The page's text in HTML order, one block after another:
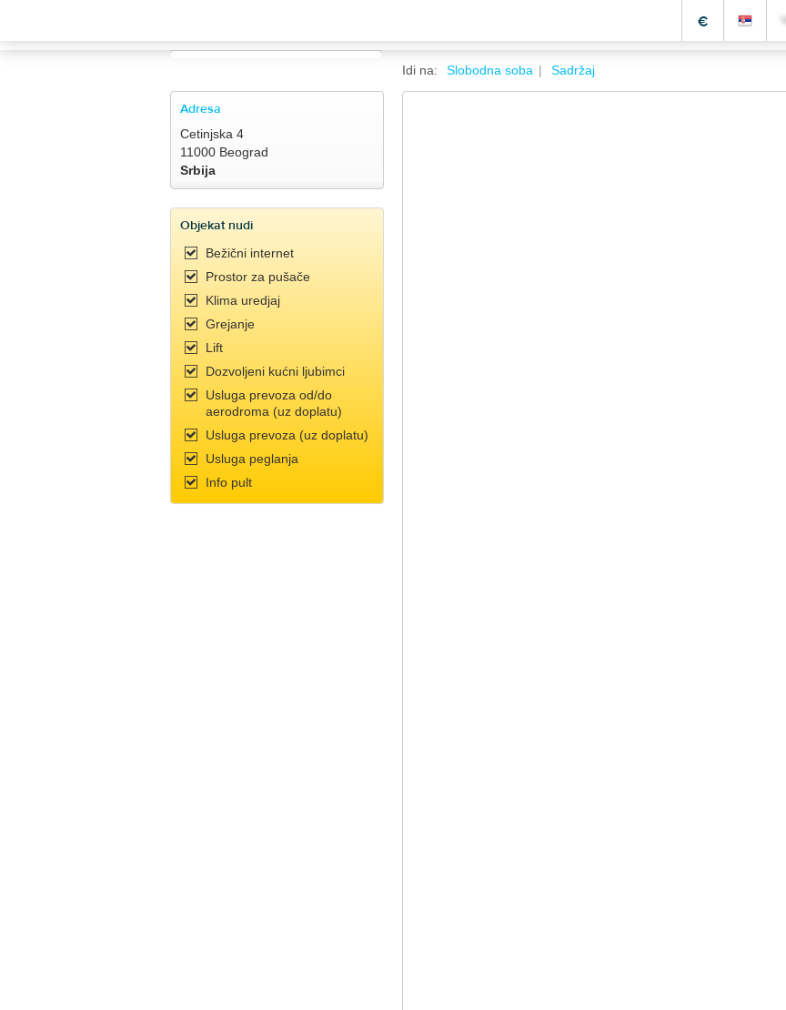
€
Idi na: Slobodna soba Sadržaj
Adresa
Cetinjska 4
11000 Beograd
Srbija
Objekat nudi
Bežični internet
Prostor za pušače
Klima uredjaj
Grejanje
Lift
Dozvoljeni kućni ljubimci
Usluga prevoza od/do
aerodroma (uz doplatu)
Usluga prevoza (uz doplatu)
Usluga peglanja
Info pult
Property management system